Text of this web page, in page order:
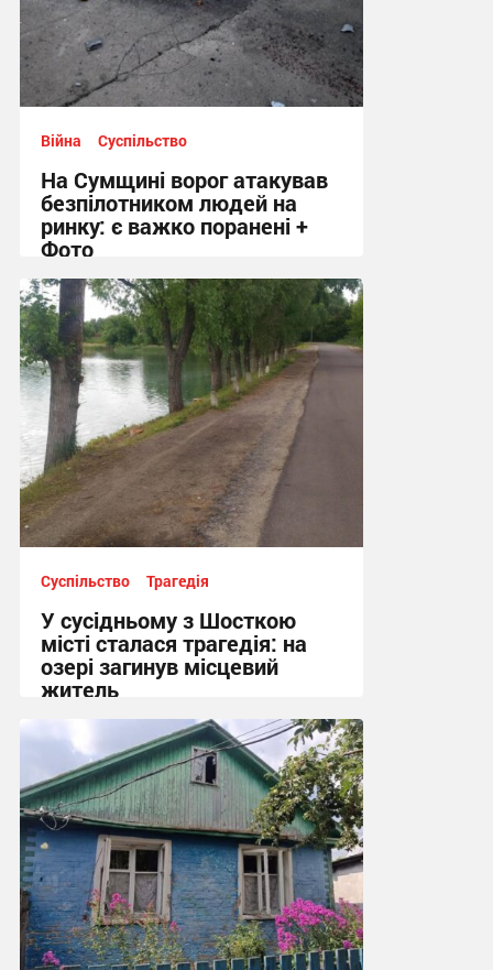
Війна Суспільство
На Сумщині ворог атакував
безпілотником людей на
ринку: є важко поранені +
Фото
10:41 сьогодні
Суспільство Трагедія
У сусідньому з Шосткою
місті сталася трагедія: на
озері загинув місцевий
житель
10:13 сьогодні